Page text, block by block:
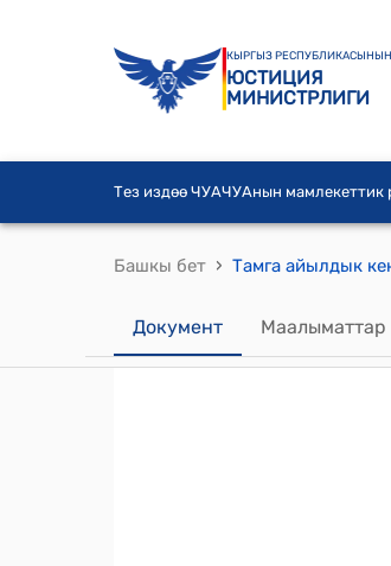
КЫРГЫЗ РЕСПУБЛИКАСЫНЫН
ЮСТИЦИЯ
МИНИСТРЛИГИ
Тез издөө ЧУАЧУАнын мамлекеттик
Башкы бет ›
Документ Маалыматтар